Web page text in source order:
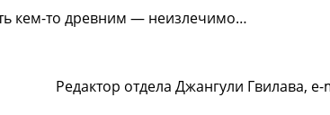
кем-то древним — неизлечимо…
Редактор отдела Джангули Гвилава,